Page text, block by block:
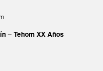
– Tehom XX Años